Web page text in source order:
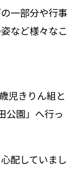
一部分や行事
など様々なこ
児きりん組と
公園」へ行っ
配していまし